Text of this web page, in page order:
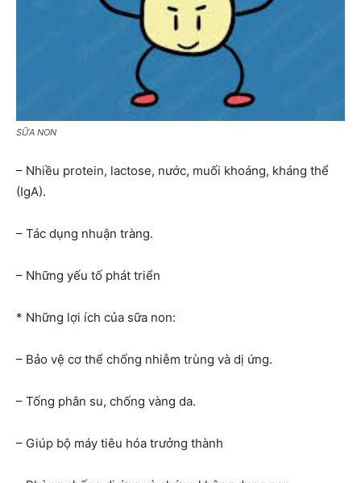
SỮA NON
– Nhiều protein, lactose, nước, muối khoáng, kháng thể
(IgA).
– Tác dụng nhuận tràng.
– Những yếu tố phát triển
* Những lợi ích của sữa non:
– Bảo vệ cơ thể chống nhiễm trùng và dị ứng.
– Tống phân su, chống vàng da.
– Giúp bộ máy tiêu hóa trưởng thành